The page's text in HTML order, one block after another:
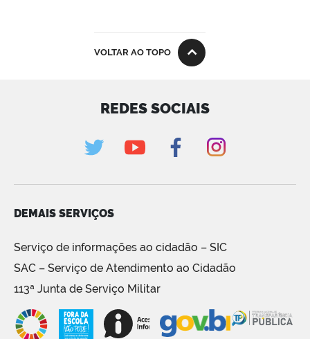
VOLTAR AO TOPO
REDES SOCIAIS
DEMAIS SERVIÇOS
Serviço de informações ao cidadão – SIC
SAC – Serviço de Atendimento ao Cidadão
113ª Junta de Serviço Militar